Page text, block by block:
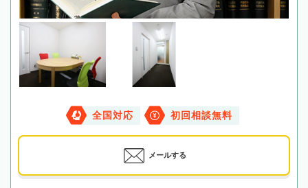
全国対応 初回相談無料
メールする